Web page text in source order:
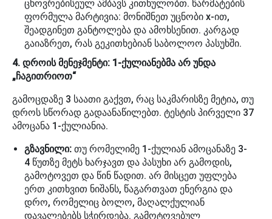
ცხოვრებისეულ ამბავს კითხულობთ. წარმატების
ფორმულა მარტივია: მონიშნეთ უცნობი x-ით,
შეადგინეთ განტოლება და ამოხსენით. კარგად
გაიაზრეთ, რას გეკითხებიან საბოლოო პასუხში.
4. დროის მენეჯმენტი: 1-ქულიანებმა არ უნდა
„ჩაგითრიოთ“
გამოცდაზე 3 საათი გაქვთ, რაც საკმარისზე მეტია, თუ
დროს სწორად გადაანაწილებთ. ტესტის პირველი 37
ამოცანა 1-ქულიანია.
გზავნილი: თუ რომელიმე 1-ქულიან ამოცანაზე 3-
4 წუთზე მეტს ხარჯავთ და პასუხი არ გამოდის,
გამოტოვეთ და წინ წადით. არ მისცეთ უფლება
ერთ კითხვით ნიშანს, წაგართვათ ენერგია და
დრო, რომელიც ბოლო, მაღალქულიან
დავალებებს სჭირდება. გამოტოვებულ